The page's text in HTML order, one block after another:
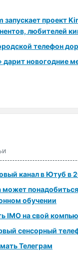
запускает проект
любителей
телефон
дарит новогодние
канал в Ютуб в
может
обучении
IMO на свой
сенсорный
Телеграм